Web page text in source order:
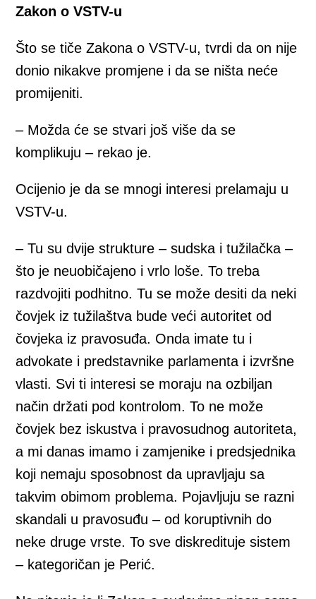
Zakon o VSTV-u
Što se tiče Zakona o VSTV-u, tvrdi da on nije
donio nikakve promjene i da se ništa neće
promijeniti.
– Možda će se stvari još više da se
komplikuju – rekao je.
Ocijenio je da se mnogi interesi prelamaju u
VSTV-u.
– Tu su dvije strukture – sudska i tužilačka –
što je neuobičajeno i vrlo loše. To treba
razdvojiti podhitno. Tu se može desiti da neki
čovjek iz tužilaštva bude veći autoritet od
čovjeka iz pravosuđa. Onda imate tu i
advokate i predstavnike parlamenta i izvršne
vlasti. Svi ti interesi se moraju na ozbiljan
način držati pod kontrolom. To ne može
čovjek bez iskustva i pravosudnog autoriteta,
a mi danas imamo i zamjenike i predsjednika
koji nemaju sposobnost da upravljaju sa
takvim obimom problema. Pojavljuju se razni
skandali u pravosuđu – od koruptivnih do
neke druge vrste. To sve diskredituje sistem
– kategoričan je Perić.